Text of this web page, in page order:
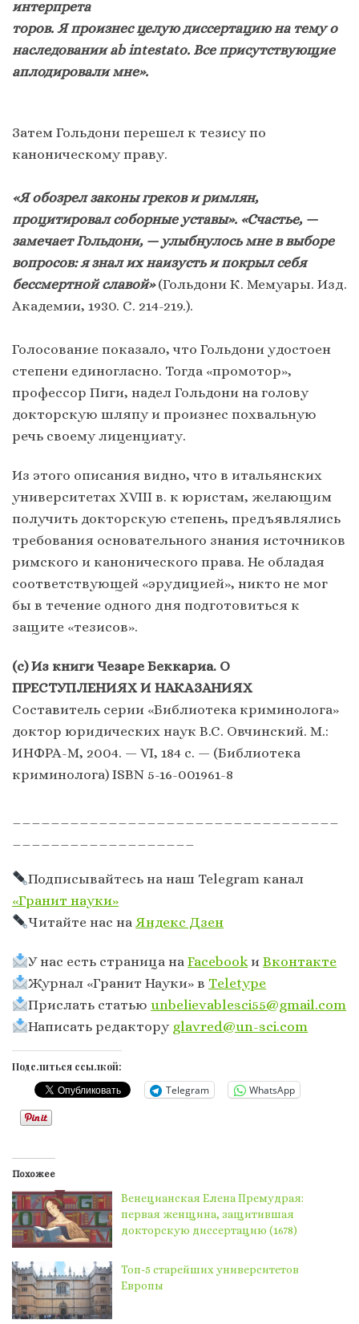
интерпрета
торов. Я произнес целую диссертацию на тему о
наследовании ab intestato. Все присутствующие
аплодировали мне».
Затем Гольдони перешел к тезису по
каноническому праву.
«Я обозрел законы греков и римлян,
процитировал соборные уставы». «Счастье, —
замечает Гольдони, — улыбнулось мне в выборе
вопросов: я знал их наизусть и покрыл себя
бессмертной славой»(Гольдони К. Мемуары. Изд.
Академии, 1930. С. 214-219.).
Голосование показало, что Гольдони удостоен
степени единогласно. Тогда «промотор»,
профессор Пиги, надел Гольдони на голову
докторскую шляпу и произнес похвальную
речь своему лиценциату.
Из этого описания видно, что в итальянских
университетах XVIII в. к юристам, желающим
получить докторскую степень, предъявлялись
требования основательного знания источников
римского и канонического права. Не обладая
соответствующей «эрудицией», никто не мог
бы в течение одного дня подготовиться к
защите «тезисов».
(с) Из книги Чезаре Беккариа. О
ПРЕСТУПЛЕНИЯХ И НАКАЗАНИЯХ
Составитель серии «Библиотека криминолога»
доктор юридических наук B.C. Овчинский. М.:
ИНФРА-М, 2004. — VI, 184 с. — (Библиотека
криминолога) ISBN 5-16-001961-8
Подписывайтесь на наш Telegram канал
«Гранит науки»
Читайте нас наЯндекс Дзен
У нас есть страница наFacebookиВконтакте
Журнал «Гранит Науки» в Тeletype
Прислать статьюunbelievablesci55@gmail.com
Написать редактору glavred@un-sci.com
Поделиться ссылкой:
Telegram WhatsApp
Похожее
Венецианская Елена Премудрая:
первая женщина, защитившая
докторскую диссертацию (1678)
Топ-5 старейших университетов
Европы